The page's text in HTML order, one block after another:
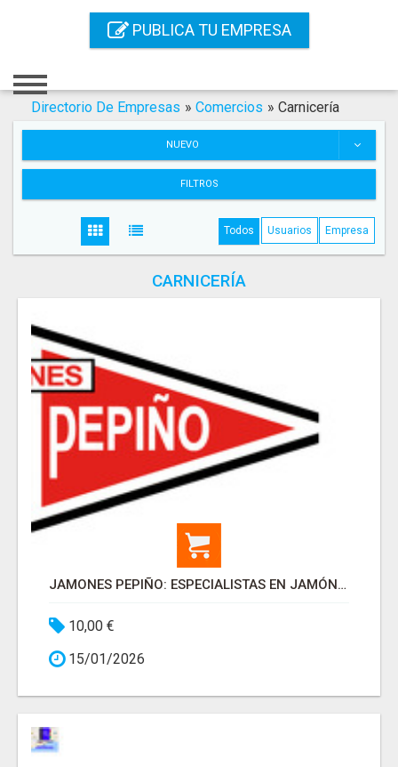
PUBLICA TU EMPRESA
Registro
Servicios SEO
Directorio De Empresas » Comercios » Carnicería
NUEVO
FILTROS
Todos Usuarios Empresa
CARNICERÍA
JAMONES PEPIÑO: ESPECIALISTAS EN JAMÓN DE SALAMANCA
10,00 €
15/01/2026